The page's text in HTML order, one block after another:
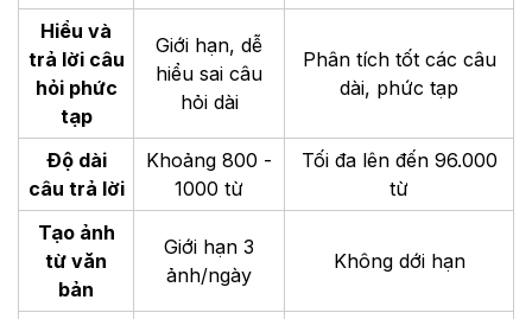
Hiểu và
trả lời câu
hỏi phức
tạp
Giới hạn, dễ
hiểu sai câu
hỏi dài
Phân tích tốt các câu
dài, phức tạp
Độ dài
câu trả lời
Khoảng 800 -
1000 từ
Tối đa lên đến 96.000
từ
Tạo ảnh
từ văn
bản
Giới hạn 3
ảnh/ngày
Không dới hạn